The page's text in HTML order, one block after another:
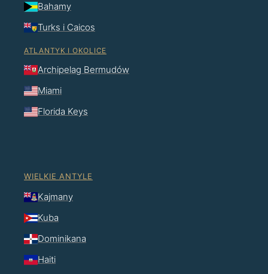
Bahamy
Turks i Caicos
ATLANTYK I OKOLICE
Archipelag Bermudów
Miami
Florida Keys
WIELKIE ANTYLE
Kajmany
Kuba
Dominikana
Haiti